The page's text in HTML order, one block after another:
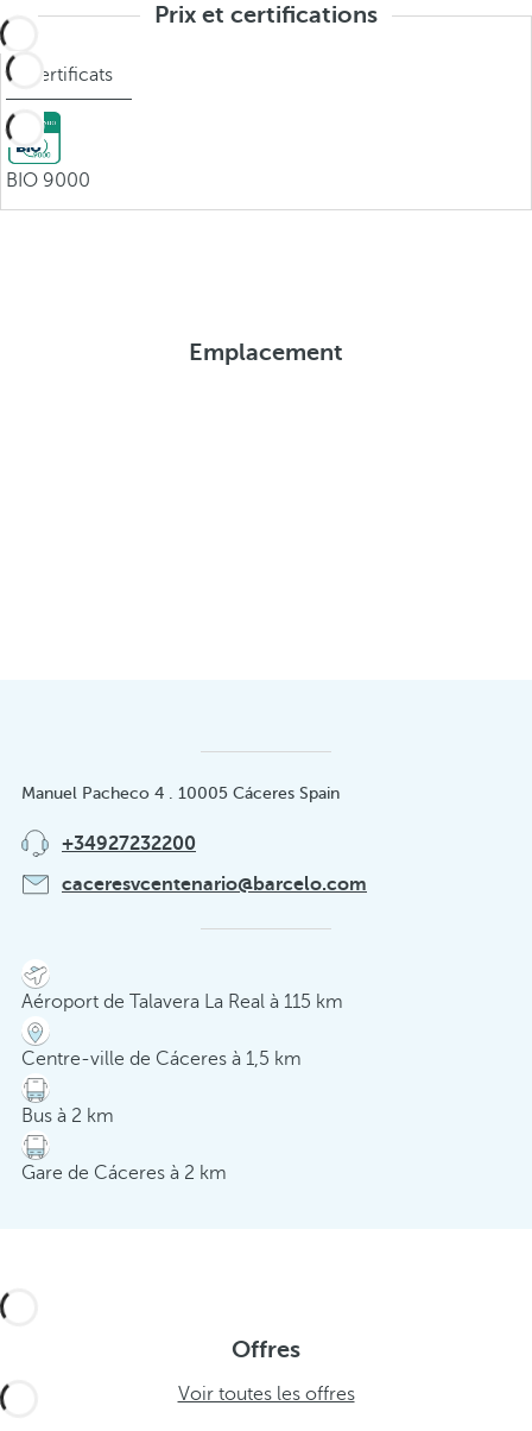
Prix et certifications
Certificats
BIO 9000
Emplacement
Manuel Pacheco 4 . 10005 Cáceres Spain
+34927232200
caceresvcentenario@barcelo.com
Aéroport de Talavera La Real à 115 km
Centre-ville de Cáceres à 1,5 km
Bus à 2 km
Gare de Cáceres à 2 km
Offres
Voir toutes les offres